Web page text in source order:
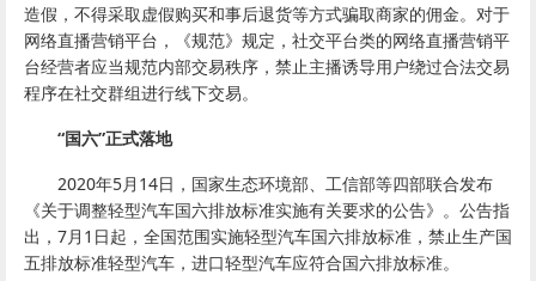
造假，不得采取虚假购买和事后退货等方式骗取商家的佣金。对于
网络直播营销平台，《规范》规定，社交平台类的网络直播营销平
台经营者应当规范内部交易秩序，禁止主播诱导用户绕过合法交易
程序在社交群组进行线下交易。
“国六”正式落地
2020年5月14日，国家生态环境部、工信部等四部联合发布
《关于调整轻型汽车国六排放标准实施有关要求的公告》。公告指
出，7月1日起，全国范围实施轻型汽车国六排放标准，禁止生产国
五排放标准轻型汽车，进口轻型汽车应符合国六排放标准。